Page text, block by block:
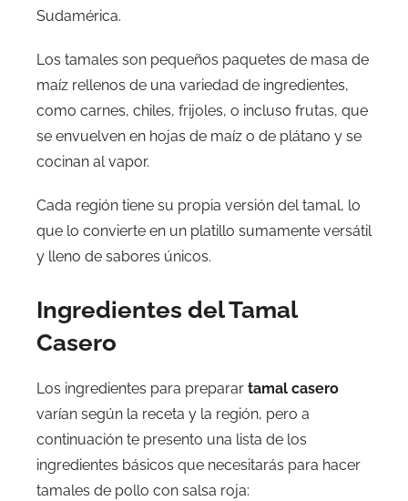
Sudamérica.
Los tamales son pequeños paquetes de masa de
maíz rellenos de una variedad de ingredientes,
como carnes, chiles, frijoles, o incluso frutas, que
se envuelven en hojas de maíz o de plátano y se
cocinan al vapor.
Cada región tiene su propia versión del tamal, lo
que lo convierte en un platillo sumamente versátil
y lleno de sabores únicos.
Ingredientes del Tamal
Casero
Los ingredientes para preparar tamal casero
varían según la receta y la región, pero a
continuación te presento una lista de los
ingredientes básicos que necesitarás para hacer
tamales de pollo con salsa roja: